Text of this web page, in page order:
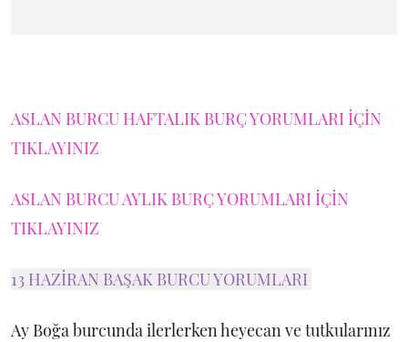
ASLAN BURCU HAFTALIK BURÇ YORUMLARI İÇİN
TIKLAYINIZ
ASLAN BURCU AYLIK BURÇ YORUMLARI İÇİN
TIKLAYINIZ
13 HAZİRAN BAŞAK BURCU YORUMLARI
Ay Boğa burcunda ilerlerken heyecan ve tutkularınız